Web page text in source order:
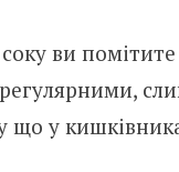
ви
що у